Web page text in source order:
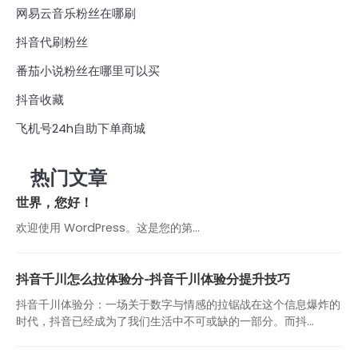
网易云音乐粉丝在哪刷
抖音代刷粉丝
番茄小说粉丝在哪里可以买
抖音收藏
飞机号24h自助下单商城
热门文章
世界，您好！
欢迎使用 WordPress。这是您的第…
抖音千川怎么拉体验分-抖音千川体验分提升技巧
抖音千川体验分：一场关于数字与情感的拉锯战在这个信息爆炸的
时代，抖音已经成为了我们生活中不可或缺的一部分。而抖...